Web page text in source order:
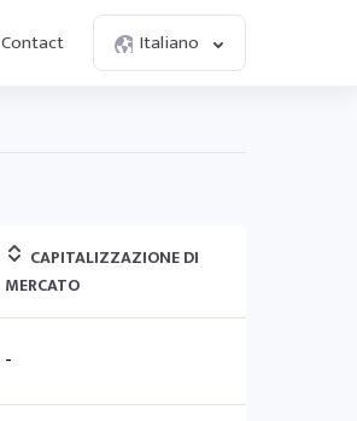
Contact Italiano
CAPITALIZZAZIONE DI
MERCATO
-